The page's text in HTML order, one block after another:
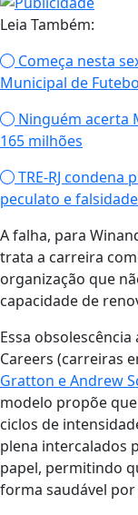
Leia Também:
Começa nesta
Municipal de
Ninguém acerta
165 milhões
TRE-RJ
peculato e
A falha, para
trata a carreira
organização que
capacidade de
Essa
Careers (carreiras
Gratton e Andrew
modelo propõe
ciclos de
plena intercalados
papel, permitindo
forma saudável por